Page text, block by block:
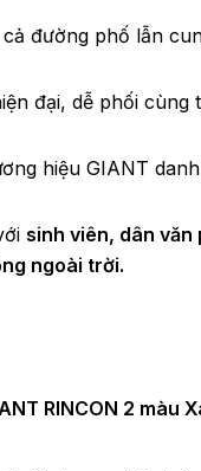
đường phố lẫn
đại, dễ phối cùng
hiệu GIANT
sinh viên, dân văn
ngoài trời.
RINCON 2 màu